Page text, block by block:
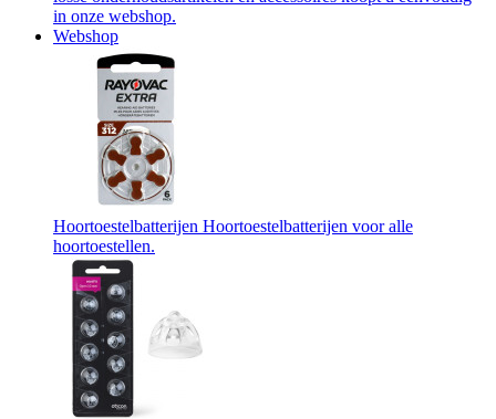
in onze webshop.
Webshop
Hoortoestelbatterijen Hoortoestelbatterijen voor alle
hoortoestellen.